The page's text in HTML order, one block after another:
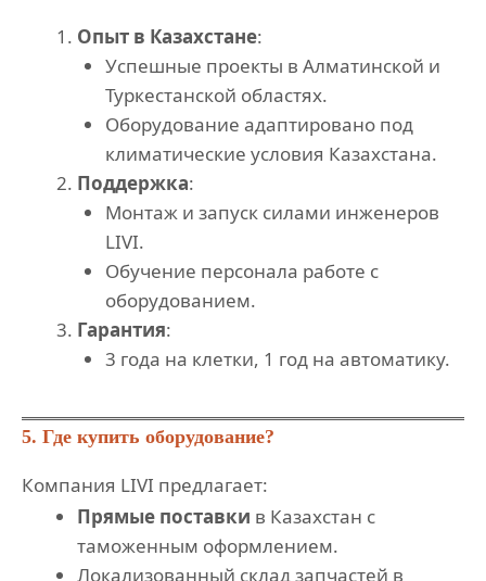
Опыт в Казахстане:
Успешные проекты в Алматинской и
Туркестанской областях.
Оборудование адаптировано под
климатические условия Казахстана.
Поддержка:
Монтаж и запуск силами инженеров
LIVI.
Обучение персонала работе с
оборудованием.
Гарантия:
3 года на клетки, 1 год на автоматику.
5. Где купить оборудование?
Компания LIVI предлагает:
Прямые поставки в Казахстан с
таможенным оформлением.
Локализованный склад запчастей в